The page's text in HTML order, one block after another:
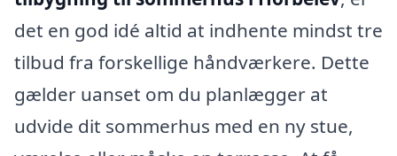
det en god idé altid at indhente mindst tre
tilbud fra forskellige håndværkere. Dette
gælder uanset om du planlægger at
udvide dit sommerhus med en ny stue,